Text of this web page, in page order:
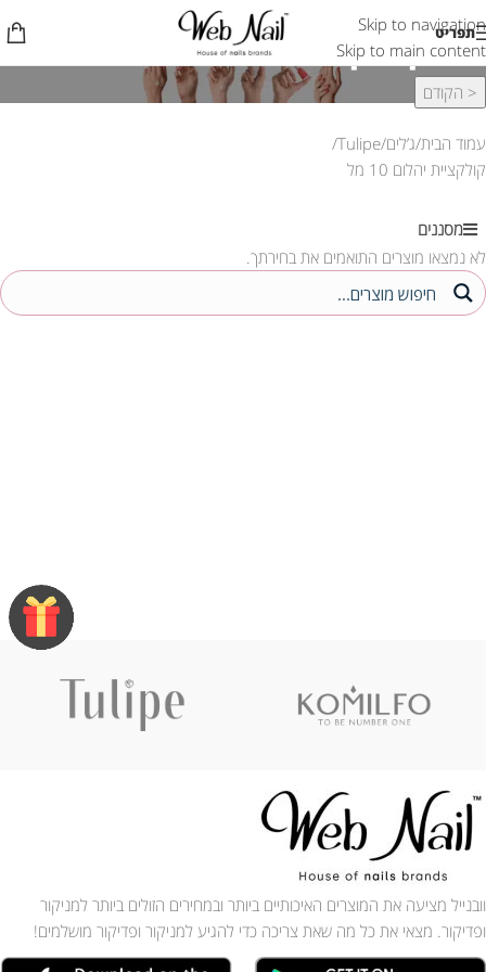
Skip to navigation
Skip to main content
תפריטקולקציית יהלום 10 מל
< הקודם
עמוד הבית ג’לים Tulipe
קולקציית יהלום 10 מל
מסננים
לא נמצאו מוצרים התואמים את בחירתך.
וובנייל מציעה את המוצרים האיכותיים ביותר ובמחירים הזולים ביותר למניקור
ופדיקור. מצאי את כל מה שאת צריכה כדי להגיע למניקור ופדיקור מושלמים!